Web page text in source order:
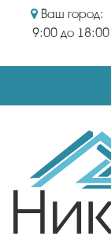
Ваш город:
9:00 до 18:00